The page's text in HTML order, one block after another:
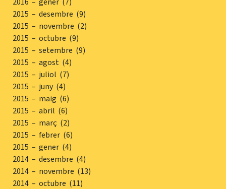
2016 – gener (7)
2015 – desembre (9)
2015 – novembre (2)
2015 – octubre (9)
2015 – setembre (9)
2015 – agost (4)
2015 – juliol (7)
2015 – juny (4)
2015 – maig (6)
2015 – abril (6)
2015 – març (2)
2015 – febrer (6)
2015 – gener (4)
2014 – desembre (4)
2014 – novembre (13)
2014 – octubre (11)